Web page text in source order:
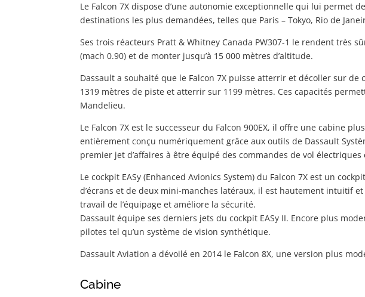
Le Falcon 7X dispose d’une autonomie exceptionnelle qui lui permet
destinations les plus demandées, telles que Paris – Tokyo, Rio de
Ses trois réacteurs Pratt & Whitney Canada PW307-1 le rendent très
(mach 0.90) et de monter jusqu’à 15 000 mètres d’altitude.
Dassault a souhaité que le Falcon 7X puisse atterrir et décoller sur
1319 mètres de piste et atterrir sur 1199 mètres. Ces capacités
Mandelieu.
Le Falcon 7X est le successeur du Falcon 900EX, il offre une cabine
entièrement conçu numériquement grâce aux outils de Dassault
premier jet d’affaires à être équipé des commandes de vol
Le cockpit EASy (Enhanced Avionics System) du Falcon 7X est un
d’écrans et de deux mini-manches latéraux, il est hautement intuitif
travail de l’équipage et améliore la sécurité.
Dassault équipe ses derniers jets du cockpit EASy II. Encore plus
pilotes tel qu’un système de vision synthétique.
Dassault Aviation a dévoilé en 2014 le Falcon 8X, une version plus
Cabine